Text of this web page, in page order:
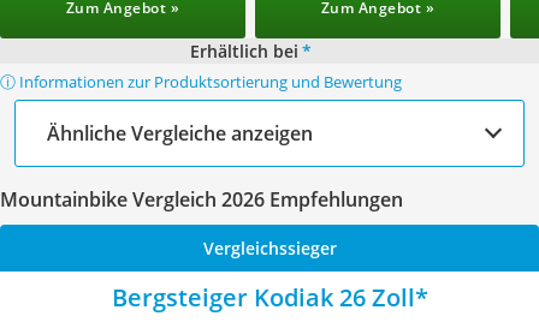
Zum Angebot » Zum Angebot »
Erhältlich bei *
ⓘ Informationen zur Produktsortierung und Bewertung
Ähnliche Vergleiche anzeigen
Mountainbike Vergleich 2026 Empfehlungen
Vergleichssieger
Bergsteiger Kodiak 26 Zoll